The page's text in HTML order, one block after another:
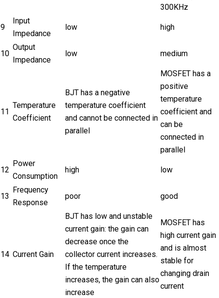
300KHz
9
Input
Impedance
low high
10
Output
Impedance
low medium
11
Temperature
Coefficient
BJT has a negative
temperature coefficient
and cannot be connected in
parallel
MOSFET has a
positive
temperature
coefficient and
can be
connected in
parallel
12
Power
Consumption
high low
13
Frequency
Response
poor good
14 Current Gain
BJT has low and unstable
current gain: the gain can
decrease once the
collector current increases.
If the temperature
increases, the gain can also
increase
MOSFET has
high current gain
and is almost
stable for
changing drain
current